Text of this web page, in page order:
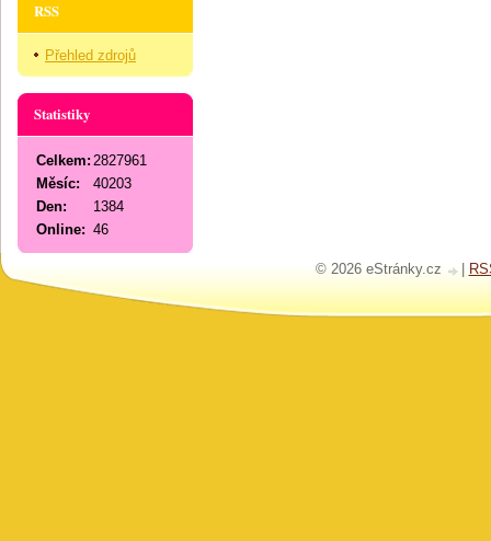
RSS
Přehled zdrojů
Statistiky
Online: 46
Celkem: 2827961
Měsíc:
40203
Den:
1384
© 2026 eStránky.cz